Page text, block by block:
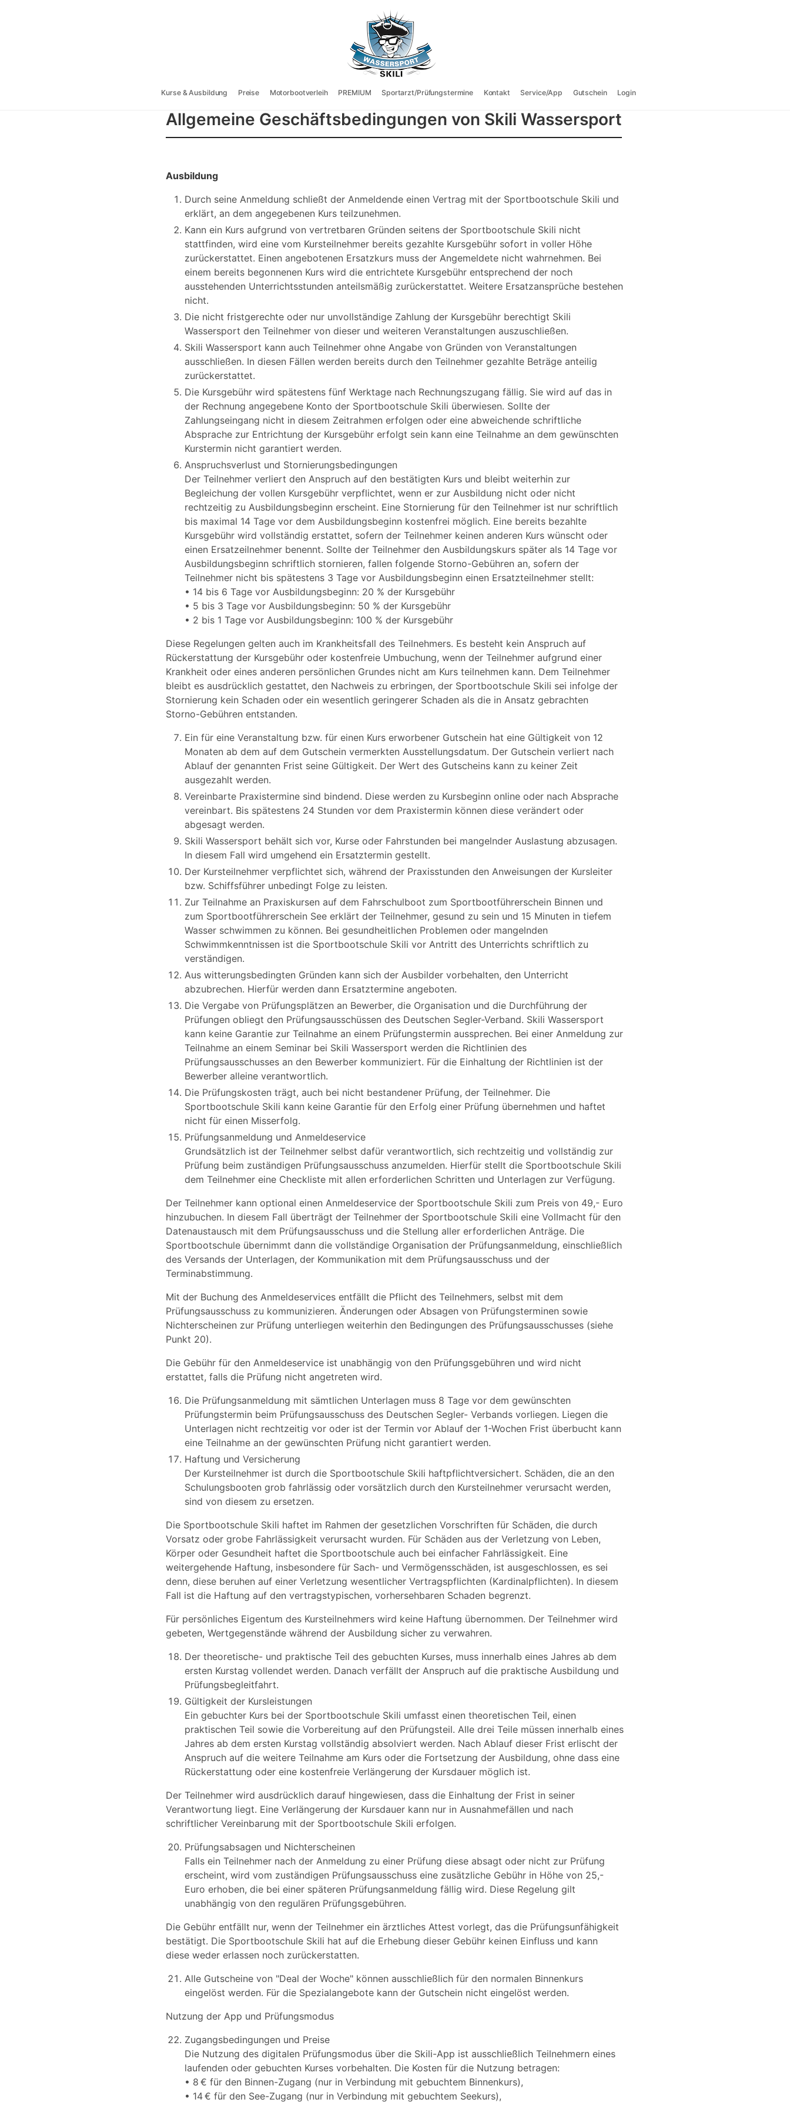
Kurse & Ausbildung Preise Motorbootverleih PREMIUM Sportarzt/Prüfungstermine Kontakt Service/App Gutschein Login
Allgemeine Geschäftsbedingungen von Skili Wassersport
Ausbildung
Durch seine Anmeldung schließt der Anmeldende einen Vertrag mit der Sportbootschule Skili und
erklärt, an dem angegebenen Kurs teilzunehmen.
Kann ein Kurs aufgrund von vertretbaren Gründen seitens der Sportbootschule Skili nicht
stattfinden, wird eine vom Kursteilnehmer bereits gezahlte Kursgebühr sofort in voller Höhe
zurückerstattet. Einen angebotenen Ersatzkurs muss der Angemeldete nicht wahrnehmen. Bei
einem bereits begonnenen Kurs wird die entrichtete Kursgebühr entsprechend der noch
ausstehenden Unterrichtsstunden anteilsmäßig zurückerstattet. Weitere Ersatzansprüche bestehen
nicht.
Die nicht fristgerechte oder nur unvollständige Zahlung der Kursgebühr berechtigt Skili
Wassersport den Teilnehmer von dieser und weiteren Veranstaltungen auszuschließen.
Skili Wassersport kann auch Teilnehmer ohne Angabe von Gründen von Veranstaltungen
ausschließen. In diesen Fällen werden bereits durch den Teilnehmer gezahlte Beträge anteilig
zurückerstattet.
Die Kursgebühr wird spätestens fünf Werktage nach Rechnungszugang fällig. Sie wird auf das in
der Rechnung angegebene Konto der Sportbootschule Skili überwiesen. Sollte der
Zahlungseingang nicht in diesem Zeitrahmen erfolgen oder eine abweichende schriftliche
Absprache zur Entrichtung der Kursgebühr erfolgt sein kann eine Teilnahme an dem gewünschten
Kurstermin nicht garantiert werden.
Anspruchsverlust und Stornierungsbedingungen
Der Teilnehmer verliert den Anspruch auf den bestätigten Kurs und bleibt weiterhin zur
Begleichung der vollen Kursgebühr verpflichtet, wenn er zur Ausbildung nicht oder nicht
rechtzeitig zu Ausbildungsbeginn erscheint. Eine Stornierung für den Teilnehmer ist nur schriftlich
bis maximal 14 Tage vor dem Ausbildungsbeginn kostenfrei möglich. Eine bereits bezahlte
Kursgebühr wird vollständig erstattet, sofern der Teilnehmer keinen anderen Kurs wünscht oder
einen Ersatzeilnehmer benennt. Sollte der Teilnehmer den Ausbildungskurs später als 14 Tage vor
Ausbildungsbeginn schriftlich stornieren, fallen folgende Storno-Gebühren an, sofern der
Teilnehmer nicht bis spätestens 3 Tage vor Ausbildungsbeginn einen Ersatzteilnehmer stellt:
• 14 bis 6 Tage vor Ausbildungsbeginn: 20 % der Kursgebühr
• 5 bis 3 Tage vor Ausbildungsbeginn: 50 % der Kursgebühr
• 2 bis 1 Tage vor Ausbildungsbeginn: 100 % der Kursgebühr
Diese Regelungen gelten auch im Krankheitsfall des Teilnehmers. Es besteht kein Anspruch auf
Rückerstattung der Kursgebühr oder kostenfreie Umbuchung, wenn der Teilnehmer aufgrund einer
Krankheit oder eines anderen persönlichen Grundes nicht am Kurs teilnehmen kann. Dem Teilnehmer
bleibt es ausdrücklich gestattet, den Nachweis zu erbringen, der Sportbootschule Skili sei infolge der
Stornierung kein Schaden oder ein wesentlich geringerer Schaden als die in Ansatz gebrachten
Storno-Gebühren entstanden.
Ein für eine Veranstaltung bzw. für einen Kurs erworbener Gutschein hat eine Gültigkeit von 12
Monaten ab dem auf dem Gutschein vermerkten Ausstellungsdatum. Der Gutschein verliert nach
Ablauf der genannten Frist seine Gültigkeit. Der Wert des Gutscheins kann zu keiner Zeit
ausgezahlt werden.
Vereinbarte Praxistermine sind bindend. Diese werden zu Kursbeginn online oder nach Absprache
vereinbart. Bis spätestens 24 Stunden vor dem Praxistermin können diese verändert oder
abgesagt werden.
Skili Wassersport behält sich vor, Kurse oder Fahrstunden bei mangelnder Auslastung abzusagen.
In diesem Fall wird umgehend ein Ersatztermin gestellt.
Der Kursteilnehmer verpflichtet sich, während der Praxisstunden den Anweisungen der Kursleiter
bzw. Schiffsführer unbedingt Folge zu leisten.
Zur Teilnahme an Praxiskursen auf dem Fahrschulboot zum Sportbootführerschein Binnen und
zum Sportbootführerschein See erklärt der Teilnehmer, gesund zu sein und 15 Minuten in tiefem
Wasser schwimmen zu können. Bei gesundheitlichen Problemen oder mangelnden
Schwimmkenntnissen ist die Sportbootschule Skili vor Antritt des Unterrichts schriftlich zu
verständigen.
Aus witterungsbedingten Gründen kann sich der Ausbilder vorbehalten, den Unterricht
abzubrechen. Hierfür werden dann Ersatztermine angeboten.
Die Vergabe von Prüfungsplätzen an Bewerber, die Organisation und die Durchführung der
Prüfungen obliegt den Prüfungsausschüssen des Deutschen Segler-Verband. Skili Wassersport
kann keine Garantie zur Teilnahme an einem Prüfungstermin aussprechen. Bei einer Anmeldung zur
Teilnahme an einem Seminar bei Skili Wassersport werden die Richtlinien des
Prüfungsausschusses an den Bewerber kommuniziert. Für die Einhaltung der Richtlinien ist der
Bewerber alleine verantwortlich.
Die Prüfungskosten trägt, auch bei nicht bestandener Prüfung, der Teilnehmer. Die
Sportbootschule Skili kann keine Garantie für den Erfolg einer Prüfung übernehmen und haftet
nicht für einen Misserfolg.
Prüfungsanmeldung und Anmeldeservice
Grundsätzlich ist der Teilnehmer selbst dafür verantwortlich, sich rechtzeitig und vollständig zur
Prüfung beim zuständigen Prüfungsausschuss anzumelden. Hierfür stellt die Sportbootschule Skili
dem Teilnehmer eine Checkliste mit allen erforderlichen Schritten und Unterlagen zur Verfügung.
Der Teilnehmer kann optional einen Anmeldeservice der Sportbootschule Skili zum Preis von 49,- Euro
hinzubuchen. In diesem Fall überträgt der Teilnehmer der Sportbootschule Skili eine Vollmacht für den
Datenaustausch mit dem Prüfungsausschuss und die Stellung aller erforderlichen Anträge. Die
Sportbootschule übernimmt dann die vollständige Organisation der Prüfungsanmeldung, einschließlich
des Versands der Unterlagen, der Kommunikation mit dem Prüfungsausschuss und der
Terminabstimmung.
Mit der Buchung des Anmeldeservices entfällt die Pflicht des Teilnehmers, selbst mit dem
Prüfungsausschuss zu kommunizieren. Änderungen oder Absagen von Prüfungsterminen sowie
Nichterscheinen zur Prüfung unterliegen weiterhin den Bedingungen des Prüfungsausschusses (siehe
Punkt 20).
Die Gebühr für den Anmeldeservice ist unabhängig von den Prüfungsgebühren und wird nicht
erstattet, falls die Prüfung nicht angetreten wird.
Die Prüfungsanmeldung mit sämtlichen Unterlagen muss 8 Tage vor dem gewünschten
Prüfungstermin beim Prüfungsausschuss des Deutschen Segler- Verbands vorliegen. Liegen die
Unterlagen nicht rechtzeitig vor oder ist der Termin vor Ablauf der 1-Wochen Frist überbucht kann
eine Teilnahme an der gewünschten Prüfung nicht garantiert werden.
Haftung und Versicherung
Der Kursteilnehmer ist durch die Sportbootschule Skili haftpflichtversichert. Schäden, die an den
Schulungsbooten grob fahrlässig oder vorsätzlich durch den Kursteilnehmer verursacht werden,
sind von diesem zu ersetzen.
Die Sportbootschule Skili haftet im Rahmen der gesetzlichen Vorschriften für Schäden, die durch
Vorsatz oder grobe Fahrlässigkeit verursacht wurden. Für Schäden aus der Verletzung von Leben,
Körper oder Gesundheit haftet die Sportbootschule auch bei einfacher Fahrlässigkeit. Eine
weitergehende Haftung, insbesondere für Sach- und Vermögensschäden, ist ausgeschlossen, es sei
denn, diese beruhen auf einer Verletzung wesentlicher Vertragspflichten (Kardinalpflichten). In diesem
Fall ist die Haftung auf den vertragstypischen, vorhersehbaren Schaden begrenzt.
Für persönliches Eigentum des Kursteilnehmers wird keine Haftung übernommen. Der Teilnehmer wird
gebeten, Wertgegenstände während der Ausbildung sicher zu verwahren.
Der theoretische- und praktische Teil des gebuchten Kurses, muss innerhalb eines Jahres ab dem
ersten Kurstag vollendet werden. Danach verfällt der Anspruch auf die praktische Ausbildung und
Prüfungsbegleitfahrt.
Gültigkeit der Kursleistungen
Ein gebuchter Kurs bei der Sportbootschule Skili umfasst einen theoretischen Teil, einen
praktischen Teil sowie die Vorbereitung auf den Prüfungsteil. Alle drei Teile müssen innerhalb eines
Jahres ab dem ersten Kurstag vollständig absolviert werden. Nach Ablauf dieser Frist erlischt der
Anspruch auf die weitere Teilnahme am Kurs oder die Fortsetzung der Ausbildung, ohne dass eine
Rückerstattung oder eine kostenfreie Verlängerung der Kursdauer möglich ist.
Der Teilnehmer wird ausdrücklich darauf hingewiesen, dass die Einhaltung der Frist in seiner
Verantwortung liegt. Eine Verlängerung der Kursdauer kann nur in Ausnahmefällen und nach
schriftlicher Vereinbarung mit der Sportbootschule Skili erfolgen.
Prüfungsabsagen und Nichterscheinen
Falls ein Teilnehmer nach der Anmeldung zu einer Prüfung diese absagt oder nicht zur Prüfung
erscheint, wird vom zuständigen Prüfungsausschuss eine zusätzliche Gebühr in Höhe von 25,-
Euro erhoben, die bei einer späteren Prüfungsanmeldung fällig wird. Diese Regelung gilt
unabhängig von den regulären Prüfungsgebühren.
Die Gebühr entfällt nur, wenn der Teilnehmer ein ärztliches Attest vorlegt, das die Prüfungsunfähigkeit
bestätigt. Die Sportbootschule Skili hat auf die Erhebung dieser Gebühr keinen Einfluss und kann
diese weder erlassen noch zurückerstatten.
Alle Gutscheine von "Deal der Woche" können ausschließlich für den normalen Binnenkurs
eingelöst werden. Für die Spezialangebote kann der Gutschein nicht eingelöst werden.
Nutzung der App und Prüfungsmodus
Zugangsbedingungen und Preise
Die Nutzung des digitalen Prüfungsmodus über die Skili-App ist ausschließlich Teilnehmern eines
laufenden oder gebuchten Kurses vorbehalten. Die Kosten für die Nutzung betragen:
• 8 € für den Binnen-Zugang (nur in Verbindung mit gebuchtem Binnenkurs),
• 14 € für den See-Zugang (nur in Verbindung mit gebuchtem Seekurs),